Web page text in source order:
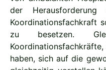
der
Koordinationsfachkraft
zu besetzen.
haben, sich auf die